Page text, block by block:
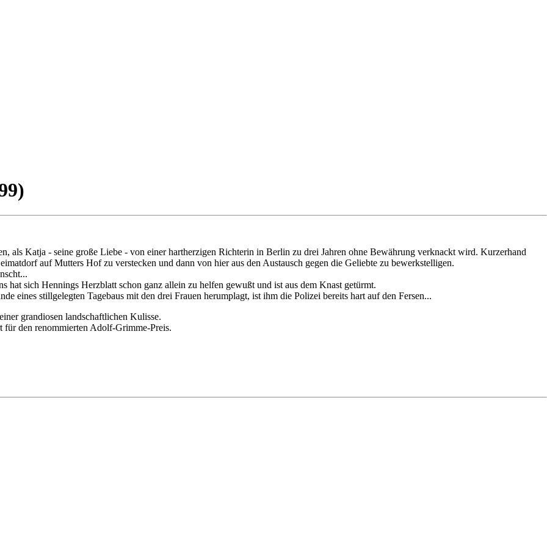
als Katja - seine große Liebe - von einer hartherzigen Richterin in Berlin zu drei Jahren ohne Bewährung verknackt wird. Kurzerhand
auf Mutters Hof zu verstecken und dann von hier aus den Austausch gegen die Geliebte zu bewerkstelligen.
hat sich Hennings Herzblatt schon ganz allein zu helfen gewußt und ist aus dem Knast getürmt.
eines stillgelegten Tagebaus mit den drei Frauen herumplagt, ist ihm die Polizei bereits hart auf den Fersen...
grandiosen landschaftlichen Kulisse.
für den renommierten Adolf-Grimme-Preis.